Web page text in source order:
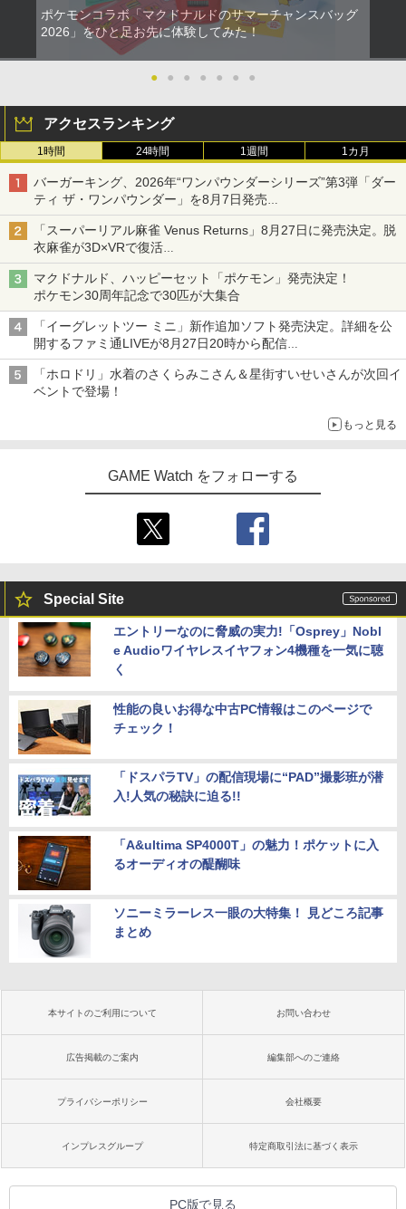
ポケモンコラボ「マクドナルドのサマーチャンスバッグ
2026」をひと足お先に体験してみた！
● ● ● ● ● ● ●
アクセスランキング
1時間 24時間 1週間 1カ月
バーガーキング、2026年“ワンパウンダーシリーズ”第3弾「ダー
ティ ザ・ワンパウンダー」を8月7日発売
「特製ガーリックマヨソース」を使用した超大型チーズバーガー
「スーパーリアル麻雀 Venus Returns」8月27日に発売決定。脱
衣麻雀が3D×VRで復活
発売から2週間は20%オフになるセールが実施
マクドナルド、ハッピーセット「ポケモン」発売決定！
ポケモン30周年記念で30匹が大集合
「イーグレットツー ミニ」新作追加ソフト発売決定。詳細を公
開するファミ通LIVEが8月27日20時から配信
シリーズ累計100タイトルへ
「ホロドリ」水着のさくらみこさん＆星街すいせいさんが次回イ
ベントで登場！
もっと見る
GAME Watch をフォローする
Special Site
エントリーなのに脅威の実力!「Osprey」Nobl
e Audioワイヤレスイヤフォン4機種を一気に聴
く
性能の良いお得な中古PC情報はこのページで
チェック！
「ドスパラTV」の配信現場に“PAD”撮影班が潜
入!人気の秘訣に迫る!!
「A&ultima SP4000T」の魅力！ポケットに入
るオーディオの醍醐味
ソニーミラーレス一眼の大特集！ 見どころ記事
まとめ
本サイトのご利用について お問い合わせ
広告掲載のご案内 編集部へのご連絡
プライバシーポリシー 会社概要
インプレスグループ 特定商取引法に基づく表示
PC版で見る